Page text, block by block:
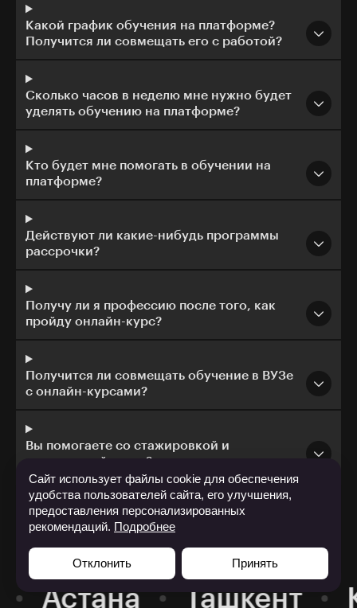
Какой график обучения на платформе?
Получится ли совмещать его с работой?
Сколько часов в неделю мне нужно будет
уделять обучению на платформе?
Кто будет мне помогать в обучении на
платформе?
Действуют ли какие-нибудь программы
рассрочки?
Получу ли я профессию после того, как
пройду онлайн-курс?
Получится ли совмещать обучение в ВУЗе
с онлайн-курсами?
Вы помогаете со стажировкой и
трудоустройством?
Астана Ташкент
Сайт использует файлы cookie для обеспечения
удобства пользователей сайта, его улучшения,
предоставления персонализированных
рекомендаций. Подробнее
Отклонить Принять